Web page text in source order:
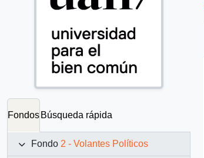
Fondos Búsqueda rápida
Fondo 2 - Volantes Políticos